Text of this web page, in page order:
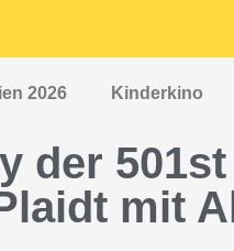
2026 Kinderkino
der
mit